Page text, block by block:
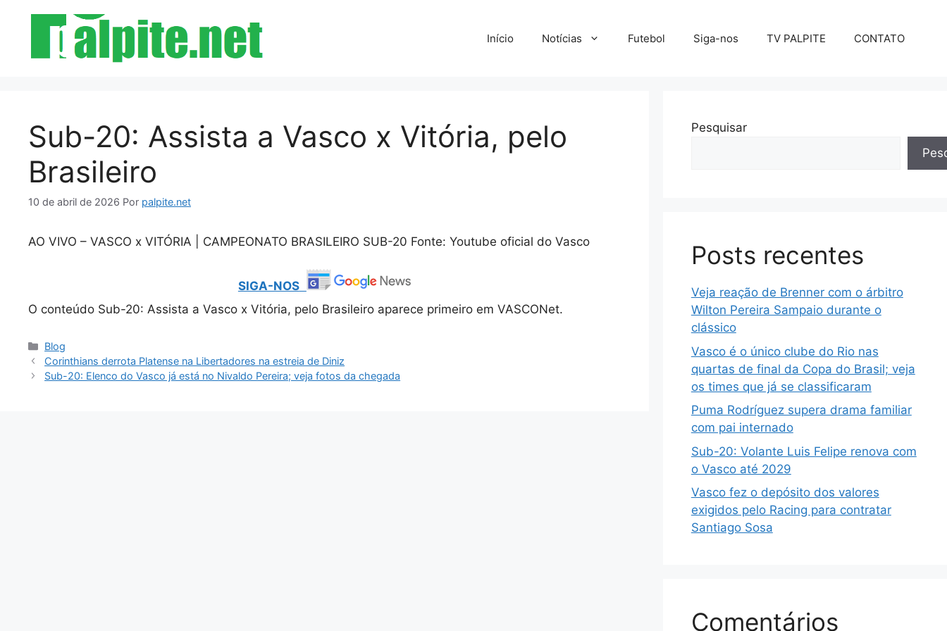
conteúdo
Início Notícias Futebol Siga-nos TV PALPITE CONTATO
Sub-20: Assista a Vasco x Vitória, pelo
Brasileiro
10 de abril de 2026 Por palpite.net
AO VIVO – VASCO x VITÓRIA | CAMPEONATO BRASILEIRO SUB-20 Fonte: Youtube oficial do Vasco
SIGA-NOS
O conteúdo Sub-20: Assista a Vasco x Vitória, pelo Brasileiro aparece primeiro em VASCONet.
Categorias
Blog
Corinthians derrota Platense na Libertadores na estreia de Diniz
Sub-20: Elenco do Vasco já está no Nivaldo Pereira; veja fotos da chegada
Pesquisar
Posts recentes
Veja reação de Brenner com o árbitro
Wilton Pereira Sampaio durante o
clássico
Vasco é o único clube do Rio nas
quartas de final da Copa do Brasil; veja
os times que já se classificaram
Puma Rodríguez supera drama familiar
com pai internado
Sub-20: Volante Luis Felipe renova com
o Vasco até 2029
Vasco fez o depósito dos valores
exigidos pelo Racing para contratar
Santiago Sosa
Comentários